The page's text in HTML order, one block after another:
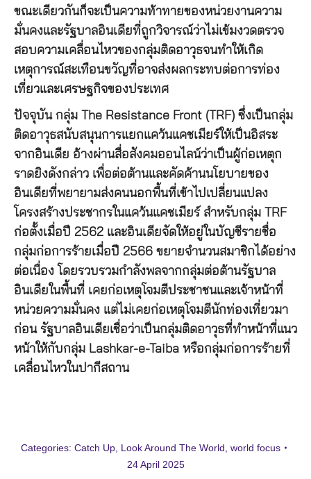
ขณะเดียวกันก็จะเป็นความท้าทายของหน่วยงานความ
มั่นคงและรัฐบาลอินเดียที่ถูกวิจารณ์ว่าไม่เข้มงวดตรวจ
สอบความเคลื่อนไหวของกลุ่มติดอาวุธจนทำให้เกิด
เหตุการณ์สะเทือนขวัญที่อาจส่งผลกระทบต่อการท่อง
เที่ยวและเศรษฐกิจของประเทศ
ปัจจุบัน กลุ่ม The Resistance Front (TRF) ซึ่งเป็นกลุ่ม
ติดอาวุธสนับสนุนการแยกแคว้นแคชเมียร์ให้เป็นอิสระ
จากอินเดีย อ้างผ่านสื่อสังคมออนไลน์ว่าเป็นผู้ก่อเหตุก
ราดยิงดังกล่าว เพื่อต่อต้านและคัดค้านนโยบายของ
อินเดียที่พยายามส่งคนนอกพื้นที่เข้าไปเปลี่ยนแปลง
โครงสร้างประชากรในแคว้นแคชเมียร์ สำหรับกลุ่ม TRF
ก่อตั้งเมื่อปี 2562 และอินเดียจัดให้อยู่ในบัญชีรายชื่อ
กลุ่มก่อการร้ายเมื่อปี 2566 ขยายจำนวนสมาชิกได้อย่าง
ต่อเนื่อง โดยรวบรวมกำลังพลจากกลุ่มต่อต้านรัฐบาล
อินเดียในพื้นที่ เคยก่อเหตุโจมตีประชาชนและเจ้าหน้าที่
หน่วยความมั่นคง แต่ไม่เคยก่อเหตุโจมตีนักท่องเที่ยวมา
ก่อน รัฐบาลอินเดียเชื่อว่าเป็นกลุ่มติดอาวุธที่ทำหน้าที่แนว
หน้าให้กับกลุ่ม Lashkar-e-Taiba หรือกลุ่มก่อการร้ายที่
เคลื่อนไหวในปากีสถาน
Categories: Catch Up, Look Around The World world focus
24 April 2025